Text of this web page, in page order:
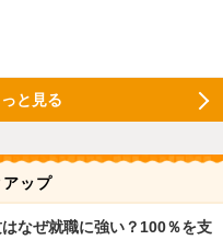
と見る
ップ
なぜ就職に強い？100％を支